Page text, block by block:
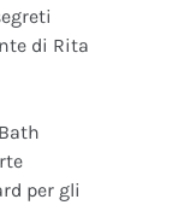
di Rita
per gli